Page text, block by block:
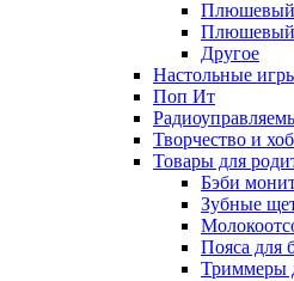
Плюшевый
Плюшевый
Другое
Настольные
Поп Ит
Творчество и
Товары для
Бэби
Зубные
Пояса для
Триммеры